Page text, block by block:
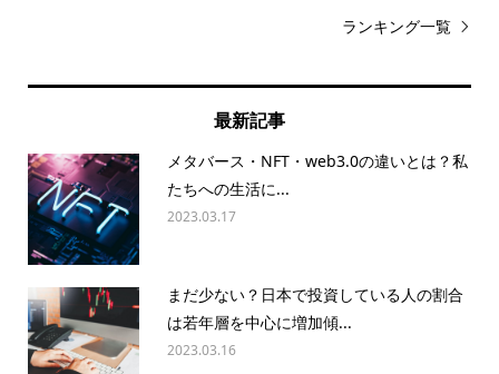
ランキング一覧
最新記事
メタバース・NFT・web3.0の違いとは？私
たちへの生活に...
2023.03.17
まだ少ない？日本で投資している人の割合
は若年層を中心に増加傾...
2023.03.16